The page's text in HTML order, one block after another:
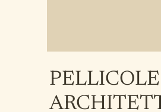
PELLICOLE